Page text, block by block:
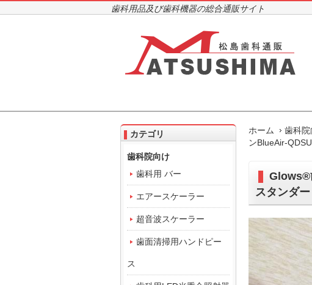
歯科用品及び歯科機器の総合通販サイト
ホーム 歯科院
ンBlueAir-
Glows®
スタンダー
カテゴリ
歯科院向け
歯科用 バー
エアースケーラー
超音波スケーラー
歯面清掃用ハンドピー
ス